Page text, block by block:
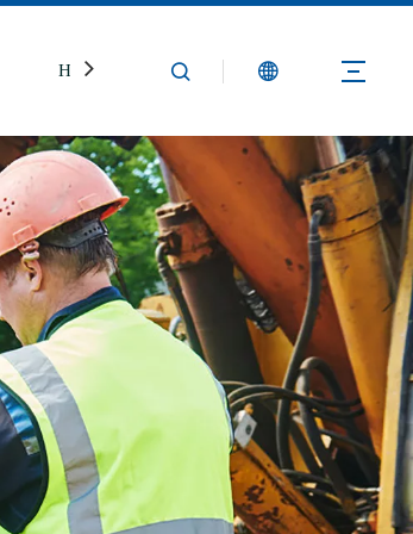
Новости Свяжитесь с нами